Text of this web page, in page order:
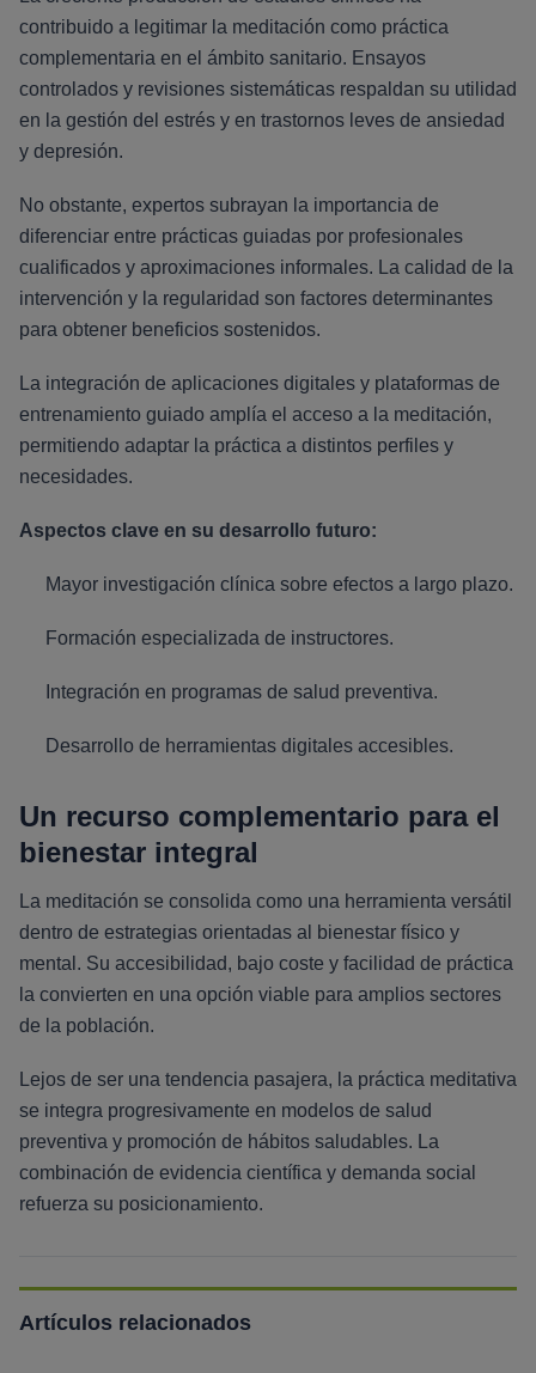
contribuido a legitimar la meditación como práctica
complementaria en el ámbito sanitario. Ensayos
controlados y revisiones sistemáticas respaldan su utilidad
en la gestión del estrés y en trastornos leves de ansiedad
y depresión.
No obstante, expertos subrayan la importancia de
diferenciar entre prácticas guiadas por profesionales
cualificados y aproximaciones informales. La calidad de la
intervención y la regularidad son factores determinantes
para obtener beneficios sostenidos.
La integración de aplicaciones digitales y plataformas de
entrenamiento guiado amplía el acceso a la meditación,
permitiendo adaptar la práctica a distintos perfiles y
necesidades.
Aspectos clave en su desarrollo futuro:
Mayor investigación clínica sobre efectos a largo plazo.
Formación especializada de instructores.
Integración en programas de salud preventiva.
Desarrollo de herramientas digitales accesibles.
Un recurso complementario para el
bienestar integral
La meditación se consolida como una herramienta versátil
dentro de estrategias orientadas al bienestar físico y
mental. Su accesibilidad, bajo coste y facilidad de práctica
la convierten en una opción viable para amplios sectores
de la población.
Lejos de ser una tendencia pasajera, la práctica meditativa
se integra progresivamente en modelos de salud
preventiva y promoción de hábitos saludables. La
combinación de evidencia científica y demanda social
refuerza su posicionamiento.
Artículos relacionados